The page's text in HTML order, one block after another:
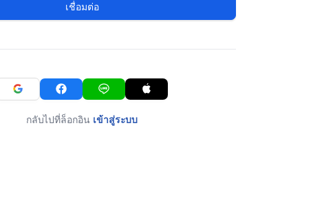
เชื่อมต่อ
กลับไปที่ล็อกอิน เข้าสู่ระบบ